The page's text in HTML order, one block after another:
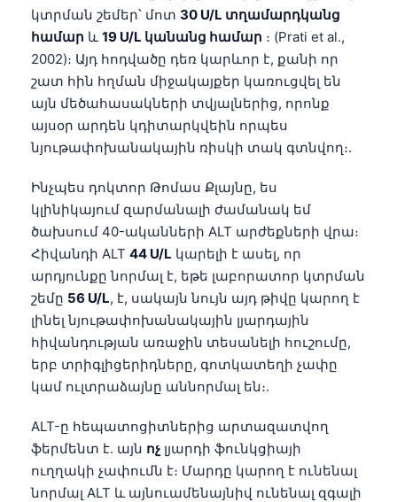
կտրման շեմեր՝ մոտ 30 U/L տղամարդկանց
համար և 19 U/L կանանց համար ։ (Prati et al.,
2002)։ Այդ հոդվածը դեռ կարևոր է, քանի որ
շատ հին հղման միջակայքեր կառուցվել են
այն մեծահասակների տվյալներից, որոնք
այսօր արդեն կդիտարկվեին որպես
նյութափոխանակային ռիսկի տակ գտնվող։.
Ինչպես դոկտոր Թոմաս Քլայնը, ես
կլինիկայում զարմանալի ժամանակ եմ
ծախսում 40-ականների ALT արժեքների վրա։
Հիվանդի ALT 44 U/L կարելի է ասել, որ
արդյունքը նորմալ է, եթե լաբորատոր կտրման
շեմը 56 U/L, է, սակայն նույն այդ թիվը կարող է
լինել նյութափոխանակային լյարդային
հիվանդության առաջին տեսանելի հուշումը,
երբ տրիգլիցերիդները, գոտկատեղի չափը
կամ ուլտրաձայնը աննորմալ են։.
ALT-ը հեպատոցիտներից արտազատվող
ֆերմենտ է. այն ոչ լյարդի ֆունկցիայի
ուղղակի չափումն է։ Մարդը կարող է ունենալ
նորմալ ALT և այնուամենայնիվ ունենալ զգալի